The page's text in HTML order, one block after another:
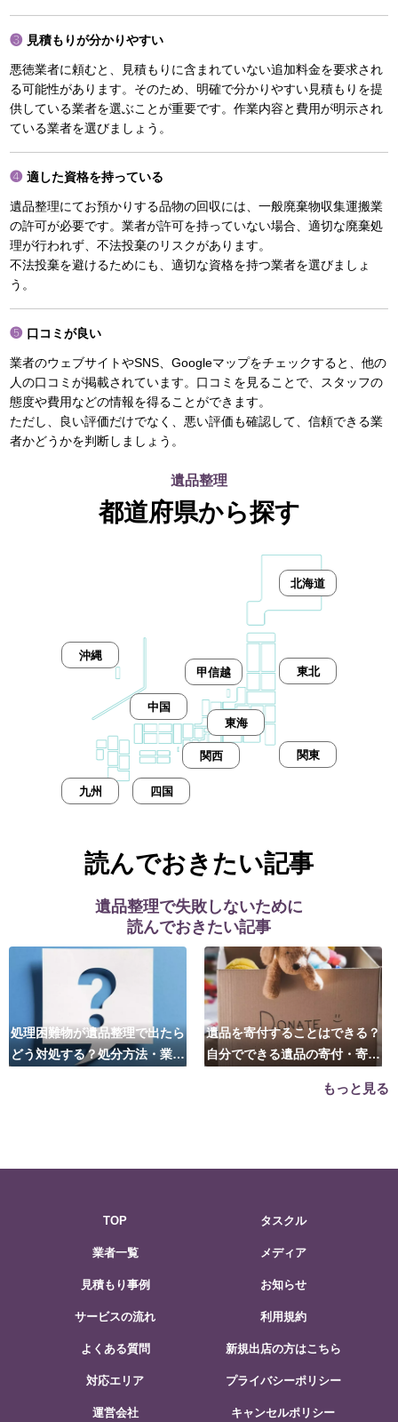
見積もりが分かりやすい
悪徳業者に頼むと、見積もりに含まれていない追加料金を要求され
る可能性があります。そのため、明確で分かりやすい見積もりを提
供している業者を選ぶことが重要です。作業内容と費用が明示され
ている業者を選びましょう。
適した資格を持っている
遺品整理にてお預かりする品物の回収には、一般廃棄物収集運搬業
の許可が必要です。業者が許可を持っていない場合、適切な廃棄処
理が行われず、不法投棄のリスクがあります。
不法投棄を避けるためにも、適切な資格を持つ業者を選びましょ
う。
口コミが良い
業者のウェブサイトやSNS、Googleマップをチェックすると、他の
人の口コミが掲載されています。口コミを見ることで、スタッフの
態度や費用などの情報を得ることができます。
ただし、良い評価だけでなく、悪い評価も確認して、信頼できる業
者かどうかを判断しましょう。
遺品整理
都道府県から探す
北海道
東北
甲信越
東海
関東
関西
中国
四国
九州
沖縄
読んでおきたい記事
遺品整理で失敗しないために
読んでおきたい記事
処理困難物が遺品整理で出たら
どう対処する？処分方法・業者
遺品を寄付することはできる？
自分でできる遺品の寄付・寄贈
もっと見る
TOP
業者一覧
見積もり事例
サービスの流れ
よくある質問
対応エリア
運営会社
タスクル
メディア
お知らせ
利用規約
新規出店の方はこちら
プライバシーポリシー
キャンセルポリシー